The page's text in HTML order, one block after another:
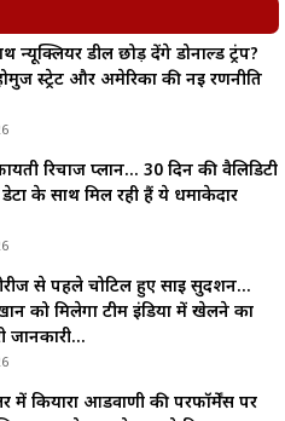
न्यूक्लियर डील छोड़ देंगे डोनाल्ड ट्रंप?
स्ट्रेट और अमेरिका की नई रणनीति
रिचार्ज प्लान… 30 दिन की वैलिडिटी
के साथ मिल रही हैं ये धमाकेदार
से पहले चोटिल हुए साई सुदर्शन…
को मिलेगा टीम इंडिया में खेलने का
जानकारी…
में कियारा आडवाणी की परफॉर्मेंस पर